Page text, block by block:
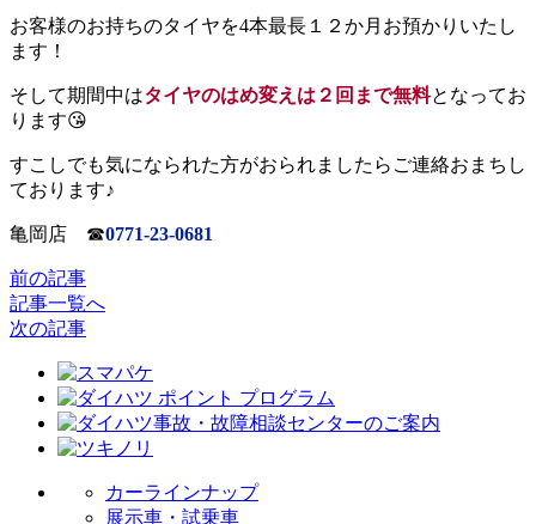
お客様のお持ちのタイヤを4本最長１２か月お預かりいたし
ます！
そして期間中はタイヤのはめ変えは２回まで無料となってお
ります😘
すこしでも気になられた方がおられましたらご連絡おまちし
ております♪
亀岡店 ☎0771-23-0681
前の記事
記事一覧へ
次の記事
カーラインナップ
展示車・試乗車